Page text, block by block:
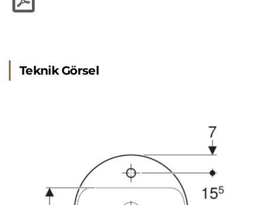
Teknik Görsel